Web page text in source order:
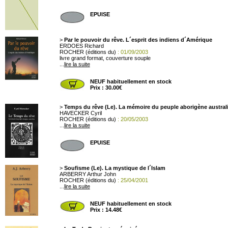
EPUISE
> Par le pouvoir du rêve. L´esprit des indiens d´Amérique
ERDOES Richard
ROCHER (éditions du) : 01/09/2003
livre grand format, couverture souple
lire la suite
NEUF habituellement en stock
Prix : 30.00€
> Temps du rêve (Le). La mémoire du peuple aborigène
HAVECKER Cyril
ROCHER (éditions du) : 20/05/2003
lire la suite
EPUISE
> Soufisme (Le). La mystique de l´Islam
ARBERRY Arthur John
ROCHER (éditions du) : 25/04/2001
lire la suite
NEUF habituellement en stock
Prix : 14.48€